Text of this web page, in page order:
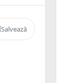
Salvează